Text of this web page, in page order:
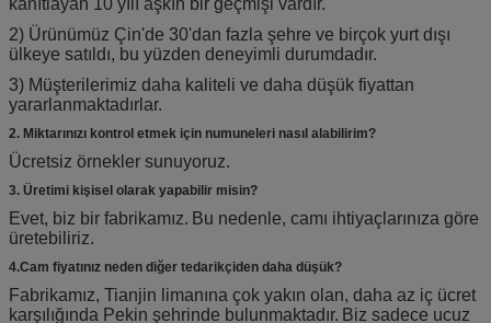
2) Ürünümüz Çin'de 30'dan fazla şehre ve birçok yurt dışı
ülkeye satıldı, bu yüzden deneyimli durumdadır.
3) Müşterilerimiz daha kaliteli ve daha düşük fiyattan
yararlanmaktadırlar.
2. Miktarınızı kontrol etmek için numuneleri nasıl alabilirim?
Ücretsiz örnekler sunuyoruz.
3. Üretimi kişisel olarak yapabilir misin?
Evet, biz bir fabrikamız. Bu nedenle, camı ihtiyaçlarınıza göre
üretebiliriz.
4.Cam fiyatınız neden diğer tedarikçiden daha düşük?
Fabrikamız, Tianjin limanına çok yakın olan, daha az iç ücret
karşılığında Pekin şehrinde bulunmaktadır. Biz sadece ucuz